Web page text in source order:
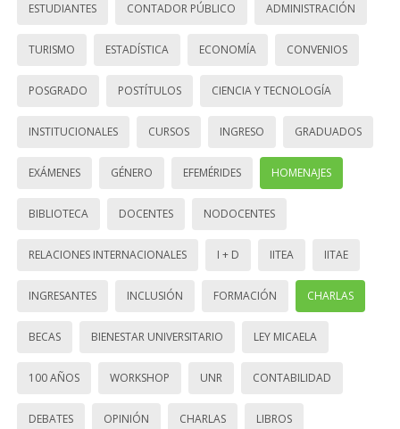
ESTUDIANTES CONTADOR PÚBLICO ADMINISTRACIÓN
TURISMO ESTADÍSTICA ECONOMÍA CONVENIOS
POSGRADO POSTÍTULOS CIENCIA Y TECNOLOGÍA
INSTITUCIONALES CURSOS INGRESO GRADUADOS
EXÁMENES GÉNERO EFEMÉRIDES HOMENAJES
BIBLIOTECA DOCENTES NODOCENTES
RELACIONES INTERNACIONALES I + D IITEA IITAE
INGRESANTES INCLUSIÓN FORMACIÓN CHARLAS
BECAS BIENESTAR UNIVERSITARIO LEY MICAELA
100 AÑOS WORKSHOP UNR CONTABILIDAD
DEBATES OPINIÓN CHARLAS LIBROS